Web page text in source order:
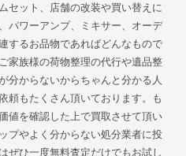
セット、店舗の改装や買い替えに
パワーアンプ、ミキサー、オーデ
するお品物であればどんなもので
家族様の荷物整理の代行や遺品整
分からないからちゃんと分かる人
頼もたくさん頂いております。も
値を確認した上で買取させて頂い
プやよく分からない処分業者に投
ぜひ一度無料査定だけでもお試し